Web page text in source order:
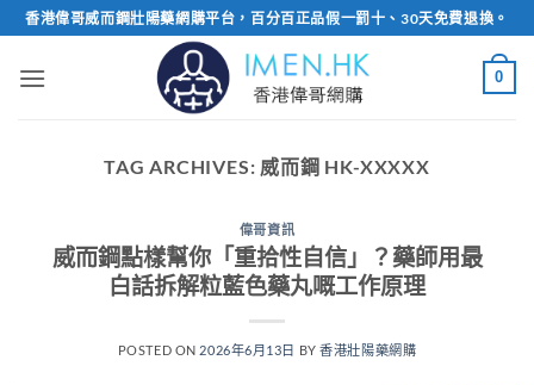
Skip
to
content
香港偉哥威而鋼壯陽藥網購平台，百分百正品假一罰十、30天免費退換。
0
TAG ARCHIVES: 威而鋼 HK-XXXXX
偉哥資訊
威而鋼點樣幫你「重拾性自信」？藥師用最
白話拆解粒藍色藥丸嘅工作原理
POSTED ON 2026年6月13日 BY香港壯陽藥網購